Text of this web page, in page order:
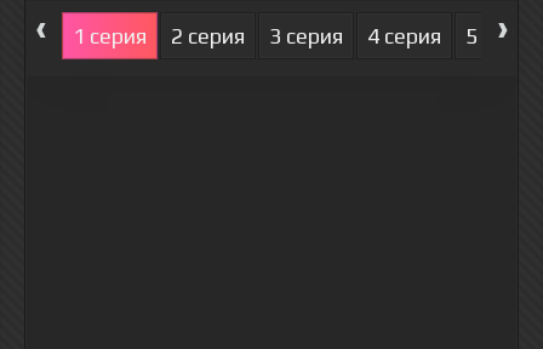
‹ 1 серия 2 серия 3 серия 4 серия 5 серия
›